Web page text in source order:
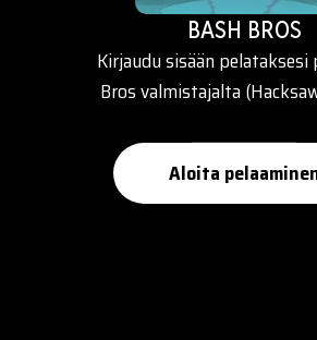
BASH BROS
Kirjaudu sisään pelataksesi
Bros valmistajalta
Aloita